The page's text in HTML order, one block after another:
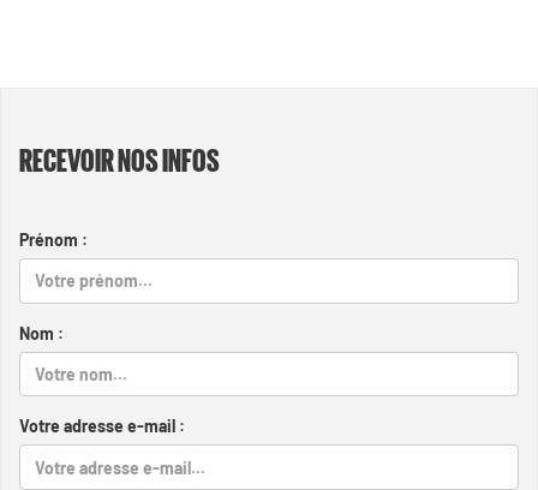
RECEVOIR NOS INFOS
Prénom :
Nom :
Votre adresse e-mail :